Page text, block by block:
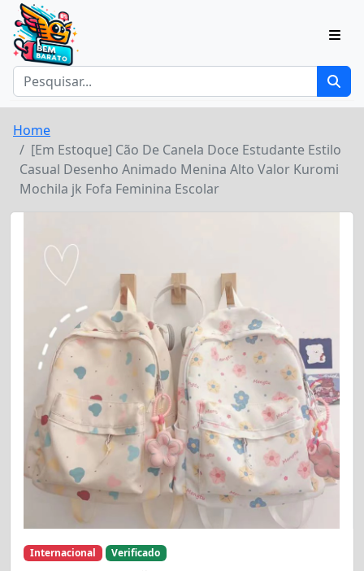
Home
[Em Estoque] Cão De Canela Doce Estudante Estilo
Casual Desenho Animado Menina Alto Valor Kuromi
Mochila jk Fofa Feminina Escolar
Internacional Verificado